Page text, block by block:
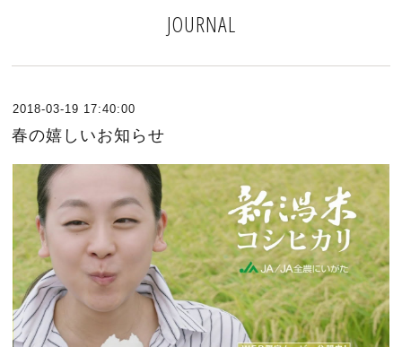
JOURNAL
2018-03-19 17:40:00
春の嬉しいお知らせ